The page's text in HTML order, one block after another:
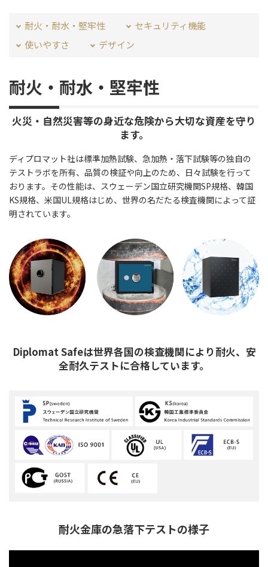
耐火・耐水・堅牢性
セキュリティ機能
使いやすさ
デザイン
耐火・耐水・堅牢性
火災・自然災害等の身近な危険から大切な資産を守り
ます。
ディプロマット社は標準加熱試験、急加熱・落下試験等の独自の
テストラボを所有、品質の検証や向上のため、日々試験を行って
おります。その性能は、スウェーデン国立研究機関SP規格、韓国
KS規格、米国UL規格はじめ、世界の名だたる検査機関によって証
明されています。
Diplomat Safeは世界各国の検査機関により耐火、安
全耐久テストに合格しています。
耐火金庫の急落下テストの様子